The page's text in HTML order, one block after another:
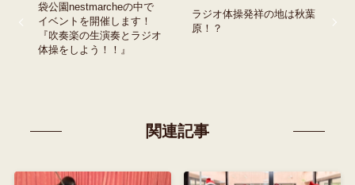
袋公園nestmarcheの中で
イベントを開催します！
『吹奏楽の生演奏とラジオ
体操をしよう！！』
ラジオ体操発祥の地は秋葉
原！？
関連記事